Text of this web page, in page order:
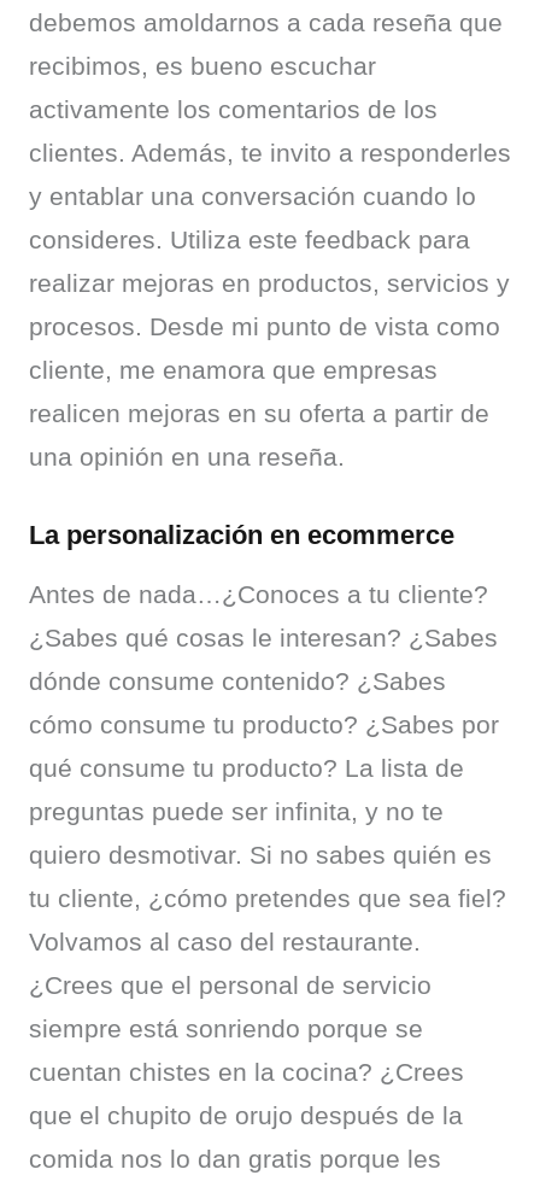
debemos amoldarnos a cada reseña que
recibimos, es bueno escuchar
activamente los comentarios de los
clientes. Además, te invito a responderles
y entablar una conversación cuando lo
consideres. Utiliza este feedback para
realizar mejoras en productos, servicios y
procesos. Desde mi punto de vista como
cliente, me enamora que empresas
realicen mejoras en su oferta a partir de
una opinión en una reseña.
La personalización en ecommerce
Antes de nada…¿Conoces a tu cliente?
¿Sabes qué cosas le interesan? ¿Sabes
dónde consume contenido? ¿Sabes
cómo consume tu producto? ¿Sabes por
qué consume tu producto? La lista de
preguntas puede ser infinita, y no te
quiero desmotivar. Si no sabes quién es
tu cliente, ¿cómo pretendes que sea fiel?
Volvamos al caso del restaurante.
¿Crees que el personal de servicio
siempre está sonriendo porque se
cuentan chistes en la cocina? ¿Crees
que el chupito de orujo después de la
comida nos lo dan gratis porque les